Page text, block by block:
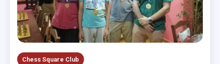
Chess Square Club